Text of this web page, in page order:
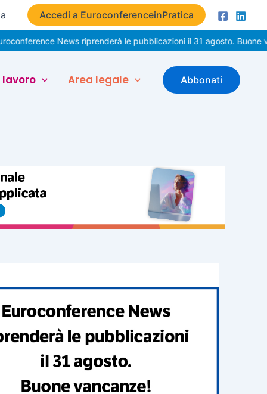
Accedi a EuroconferenceinPratica
News riprenderà le pubblicazioni il 31 agosto. Buone vacanze!
lavoro Area legale Abbonati